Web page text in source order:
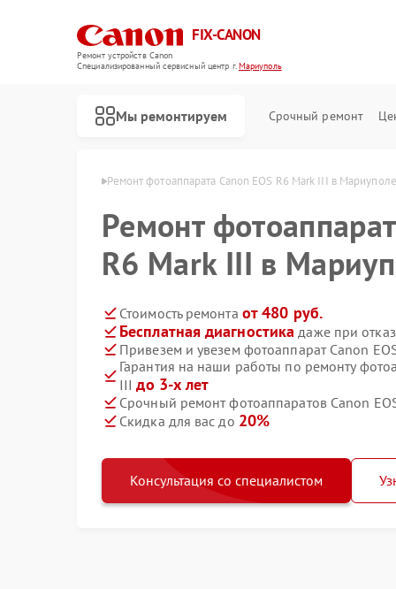
FIX-CANON
Ремонт устройств Canon
Специализированный cервисный центр г.Мариуполь
Мы ремонтируем Срочный ремонт
Ремонт фотоаппарата Canon EOS R6 Mark III в Мариуполе
Ремонт
R6 Mark III в
Стоимость ремонта от 480 руб.
Бесплатная диагностика даже при
Привезем и увезем фотоаппарат Canon
Гарантия на наши работы по ремонту
IIIдо 3-х лет
Срочный ремонт фотоаппаратов Canon
Скидка для вас до 20%
Консультация со специалистом